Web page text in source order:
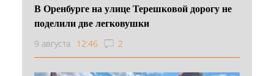
В Оренбурге на улице Терешковой дорогу не
поделили две легковушки
9 августа 12:46 2